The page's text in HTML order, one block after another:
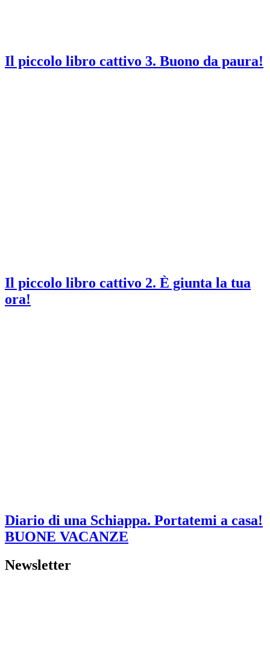
Il piccolo libro cattivo 3. Buono da paura!
Il piccolo libro cattivo 2. È giunta la tua
ora!
Diario di una Schiappa. Portatemi a casa!
BUONE VACANZE
Newsletter